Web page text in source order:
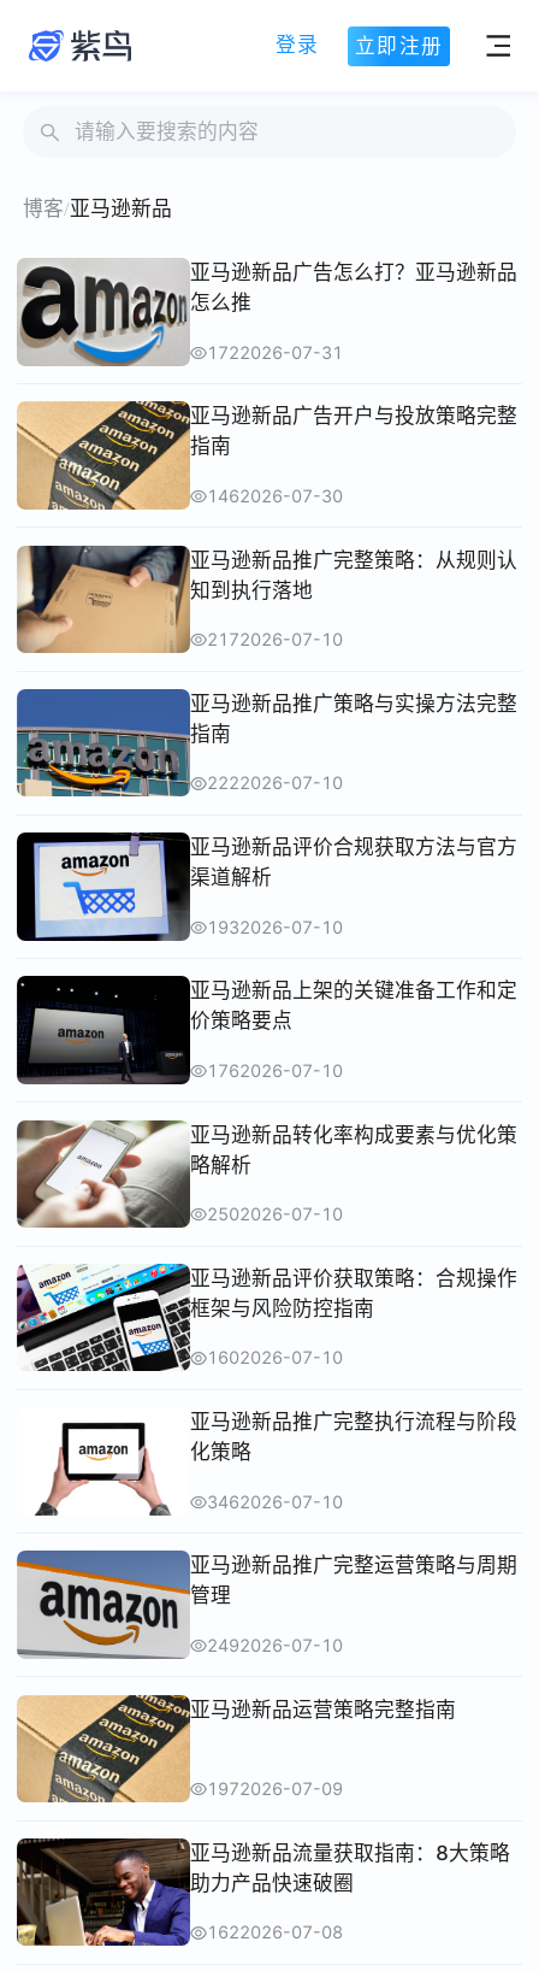
登录 立即注册
博客/亚马逊新品
亚马逊新品广告怎么打？亚马逊新品
怎么推
1722026-07-31
亚马逊新品广告开户与投放策略完整
指南
1462026-07-30
亚马逊新品推广完整策略：从规则认
知到执行落地
2172026-07-10
亚马逊新品推广策略与实操方法完整
指南
2222026-07-10
亚马逊新品评价合规获取方法与官方
渠道解析
1932026-07-10
亚马逊新品上架的关键准备工作和定
价策略要点
1762026-07-10
亚马逊新品转化率构成要素与优化策
略解析
2502026-07-10
亚马逊新品评价获取策略：合规操作
框架与风险防控指南
1602026-07-10
亚马逊新品推广完整执行流程与阶段
化策略
3462026-07-10
亚马逊新品推广完整运营策略与周期
管理
2492026-07-10
亚马逊新品运营策略完整指南
1972026-07-09
亚马逊新品流量获取指南：8大策略
助力产品快速破圈
1622026-07-08